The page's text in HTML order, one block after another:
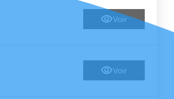
Voir
Voir